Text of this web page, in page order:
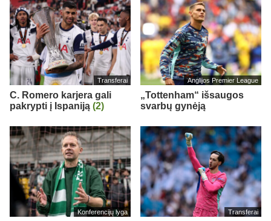
Transferai
C. Romero karjera gali
pakrypti į Ispaniją (2)
Anglijos Premier League
„Tottenham“ išsaugos
svarbų gynėją
Konferencijų lyga Transferai